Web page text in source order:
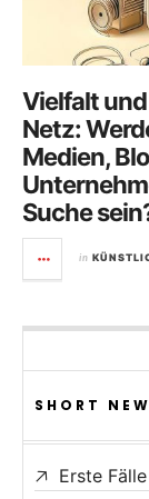
Vielfalt
Netz:
Medien,
Suche
in
SHORT
Erste